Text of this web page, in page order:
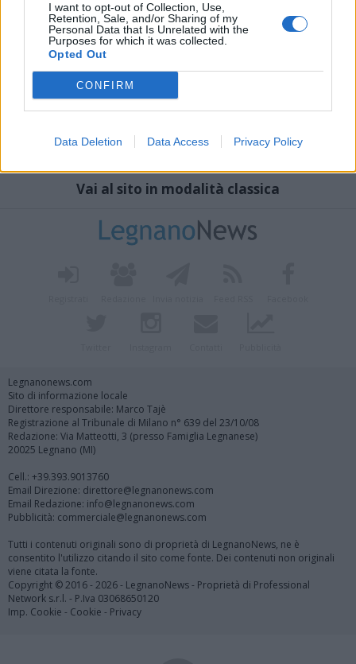
I want to opt-out of Collection, Use,
Retention, Sale, and/or Sharing of my
Personal Data that Is Unrelated with the
Purposes for which it was collected.
Opted Out
CONFIRM
Data Deletion Data Access Privacy Policy
Vai al sito in modalità classica
Legnanonews.com
Sito di informazione locale
Direttore responsabile: Marco Tajè
Registrazione al Tribunale di Milano n° 639 del 23/10/08
Redazione: Via Matteotti, 3 (presso Famiglia Legnanese)
20025 Legnano (MI)
Cell.: +39.393.9013760
Email Direzione: direttore@legnanonews.com
Email Redazione: info@legnanonews.com
Pubblicità: commerciale@legnanonews.com
Tutti i contenuti originali sono di proprietà di LegnanoNews, ne è
consentito l'utilizzo citando il sito come fonte. Dei contenuti non originali
viene citata la fonte.
Copyright © 2016 - 2026 - LegnanoNews - Proprietà di Professional
Network s.r.l. - P.Iva 03068650120
Imp. Cookie - Cookie - Privacy